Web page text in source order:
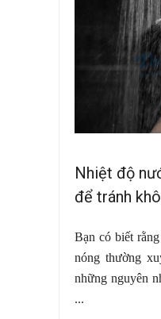
Nhiệt độ
để tránh
Bạn có biết
nóng thường
những nguyên
...